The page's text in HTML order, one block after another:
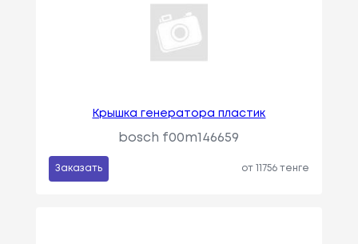
Крышка генератора пластик
bosch f00m146659
Заказать от 11756 тенге